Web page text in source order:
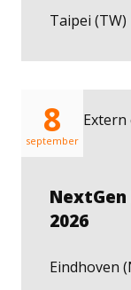
Taipei (TW)
8
september
NextGen
2026
Eindhoven